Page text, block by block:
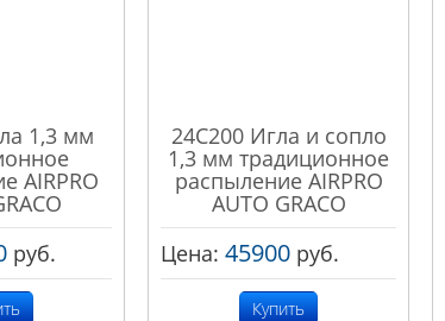
1,3 мм
AIRPRO
руб.
24C200 Игла и сопло
1,3 мм традиционное
распыление AIRPRO
AUTO GRACO
Цена:45900 руб.
Купить